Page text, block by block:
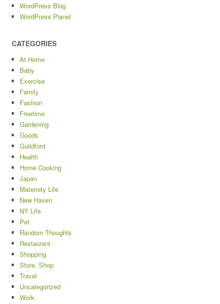
WordPress Blog
WordPress Planet
CATEGORIES
At Home
Baby
Exercise
Family
Fashion
Freetime
Gardening
Goods
Guildford
Health
Home Cooking
Japan
Maternity Life
New Haven
NY Life
Pet
Random Thoughts
Restaurant
Shopping
Store, Shop
Travel
Uncategorized
Work